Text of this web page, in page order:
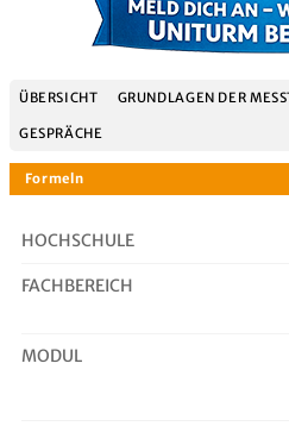
ÜBERSICHT GRUNDLAGEN DER
GESPRÄCHE
HOCHSCHULE
FACHBEREICH
MODUL